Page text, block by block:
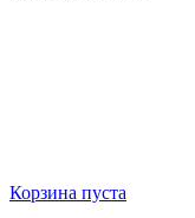
Корзина пуста